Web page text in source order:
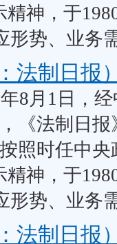
精神，于
形势、业务
法制日报
年8月1日，
《法制日
照时任中
精神，于
形势、业务
法制日报